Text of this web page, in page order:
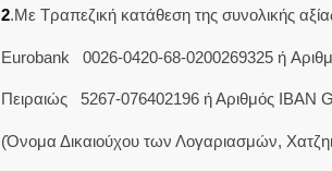
2.Με Τραπεζική κατάθεση της συνολικής
Eurobank 0026-0420-68-0200269325 ή
Πειραιώς 5267-076402196 ή Αριθμός IBAN
(Όνομα Δικαιούχου των Λογαριασμών,